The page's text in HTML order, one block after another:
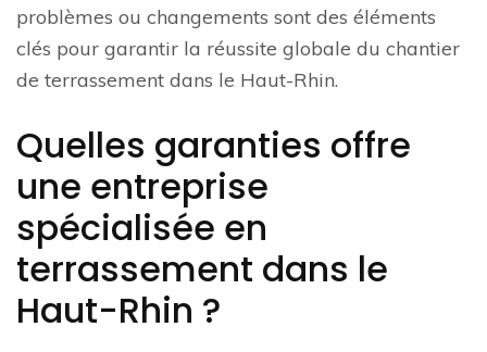
problèmes ou changements sont des éléments
clés pour garantir la réussite globale du chantier
de terrassement dans le Haut-Rhin.
Quelles garanties offre
une entreprise
spécialisée en
terrassement dans le
Haut-Rhin ?